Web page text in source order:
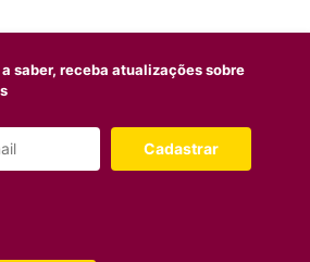
saber, receba atualizações sobre
Cadastrar